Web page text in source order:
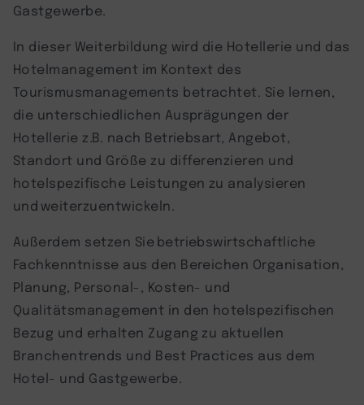
Gastgewerbe.
In dieser Weiterbildung wird die Hotellerie und das
Hotelmanagement im Kontext des
Tourismusmanagements betrachtet. Sie lernen,
die unterschiedlichen Ausprägungen der
Hotellerie z.B. nach Betriebsart, Angebot,
Standort und Größe zu differenzieren und
hotelspezifische Leistungen zu analysieren
und weiterzuentwickeln.
Außerdem setzen Sie betriebswirtschaftliche
Fachkenntnisse aus den Bereichen Organisation,
Planung, Personal-, Kosten- und
Qualitätsmanagement in den hotelspezifischen
Bezug und erhalten Zugang zu aktuellen
Branchentrends und Best Practices aus dem
Hotel- und Gastgewerbe.